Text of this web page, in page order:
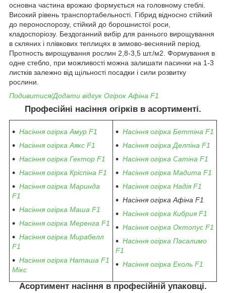
основна частина врожаю формується на головному стеблі.
Високий рівень транспортабельності. Гібрид відносно стійкий
до пероноспорозу, стійкий до борошнистої роси,
кладоспоріозу. Бездоганний вибір для раннього вирощування
в скляних і плівкових теплицях в зимово-весняний період.
Протность вирощування рослин 2,8-3,5 шт./м2. Формування в
одне стебло, при можливості можна залишати пасинки на 1-3
листків залежно від щільності посадки і сили розвитку
рослини.
Подивитися/Додати відгук Огірок Афіна F1
Професійні насіння огірків в асортименті.
Насіння огірка Амур F1
Насіння огірка Аякс F1
Насіння огірка Гектор F1
Насіння огірка Кріспіна F1
Насіння огірка Маринда
F1
Насіння огірка Маша F1
Насіння огірка Меренга F1
Насіння огірка Мирабелл
F1
Насіння огірка Наташа F1
Мікс
Насіння огірка Беттіна F1
Насіння огірка Делпіна F1
Насіння огірка Сатіна F1
Насіння огірка Мадита F1
Насіння огірка Надія F1
Насіння огірка Афіна F1
Насіння огірка Кибрия F1
Насіння огірка Октопус F1
Насіння огірка Пасалимо
F1
Насіння огірка Еколь F1
Асортимент насіння в професійній упаковці.